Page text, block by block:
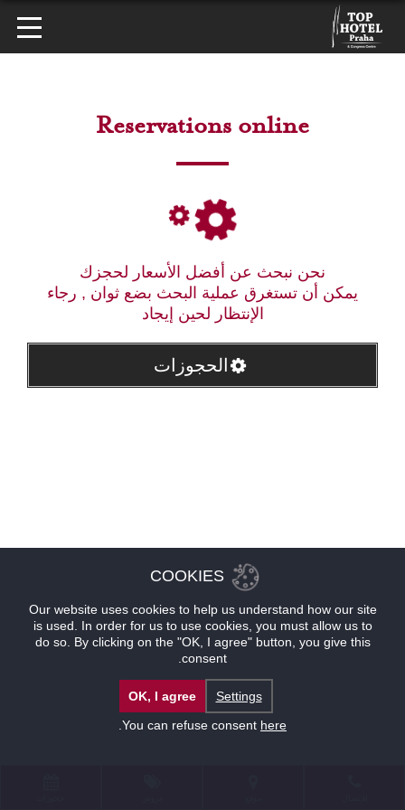
Reservations online
نحن نبحث عن أفضل الأسعار لحجزك
يمكن أن تستغرق عملية البحث بضع ثوان , رجاء
الإنتظار لحين إيجاد
الحجوزات
COOKIES
Our website uses cookies to help us understand how our site
is used. In order for us to use cookies, you must allow us to
do so. By clicking on the "OK, I agree" button, you give this
consent.
Settings
OK, I agree
You can refuse consent here
.